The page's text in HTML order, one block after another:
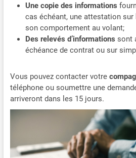
Une copie des informations
cas échéant, une attestation sur
son comportement au volant;
Des relevés d’informations sont
échéance de contrat ou sur
Vous pouvez contacter votre
téléphone ou soumettre une
arriveront dans les 15 jours.